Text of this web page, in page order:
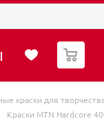
0
краски для
Краски MTN Hardcore